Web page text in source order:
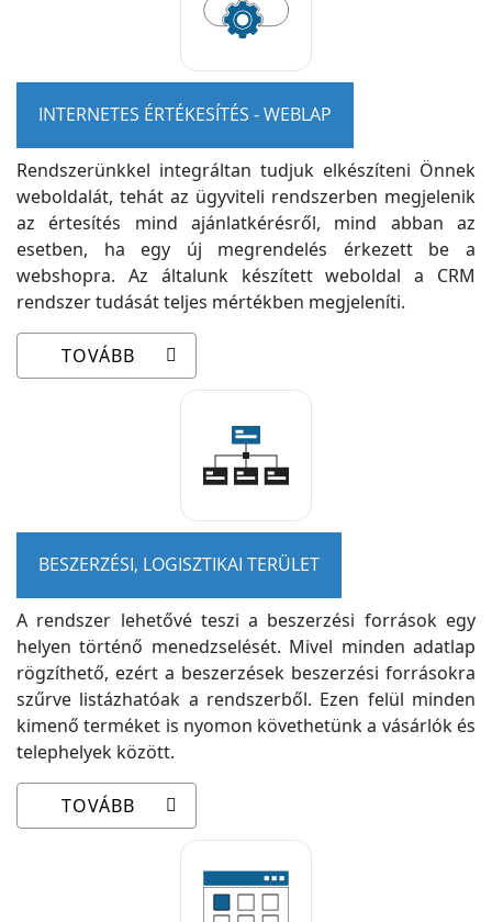
INTERNETES ÉRTÉKESÍTÉS - WEBLAP
Rendszerünkkel integráltan tudjuk elkészíteni Önnek
weboldalát, tehát az ügyviteli rendszerben megjelenik
az értesítés mind ajánlatkérésről, mind abban az
esetben, ha egy új megrendelés érkezett be a
webshopra. Az általunk készített weboldal a CRM
rendszer tudását teljes mértékben megjeleníti.
TOVÁBB
BESZERZÉSI, LOGISZTIKAI TERÜLET
A rendszer lehetővé teszi a beszerzési források egy
helyen történő menedzselését. Mivel minden adatlap
rögzíthető, ezért a beszerzések beszerzési forrásokra
szűrve listázhatóak a rendszerből. Ezen felül minden
kimenő terméket is nyomon követhetünk a vásárlók és
telephelyek között.
TOVÁBB